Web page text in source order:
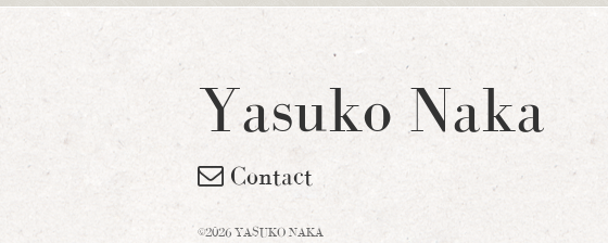
Yasuko Naka
Contact
©2026 YASUKO NAKA